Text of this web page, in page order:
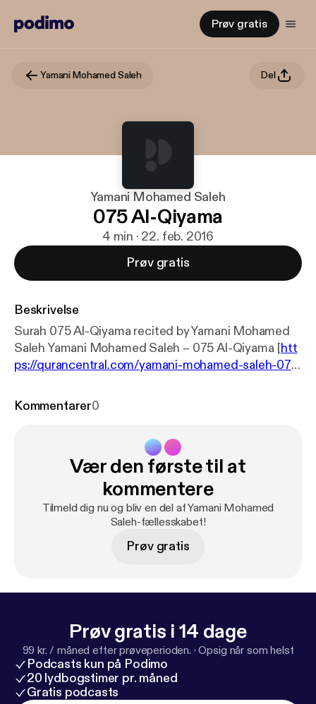
Prøv gratis
Yamani Mohamed Saleh Del
Yamani Mohamed Saleh
075 Al-Qiyama
4 min · 22. feb. 2016
Prøv gratis
Beskrivelse
Surah 075 Al-Qiyama recited by Yamani Mohamed
Saleh Yamani Mohamed Saleh – 075 Al-Qiyama [htt
ps://qurancentral.com/yamani-mohamed-saleh-075
Kommentarer0
Vær den første til at
kommentere
Tilmeld dig nu og bliv en del af Yamani Mohamed
Saleh-fællesskabet!
Prøv gratis
Prøv gratis i 14 dage
99 kr. / måned efter prøveperioden. ·Opsig når som helst
Podcasts kun på Podimo
20 lydbogstimer pr. måned
Gratis podcasts